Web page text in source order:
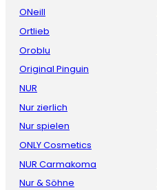
ONeill
Ortlieb
Oroblu
Original Pinguin
NUR
Nur zierlich
Nur spielen
ONLY Cosmetics
NUR Carmakoma
Nur & Söhne